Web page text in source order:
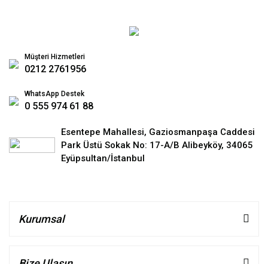
Müşteri Hizmetleri
0212 2761956
WhatsApp Destek
0 555 974 61 88
Esentepe Mahallesi, Gaziosmanpaşa Caddesi
Park Üstü Sokak No: 17-A/B Alibeyköy, 34065
Eyüpsultan/İstanbul
Kurumsal